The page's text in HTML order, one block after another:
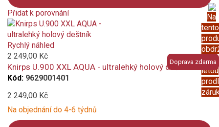
Na
tento
5
letou
Přidat k porovnání
Product
is
added
to
compare
Doprava zdarma
Rychlý náhled
2 249,00 Kč
Knirps U.900 XXL AQUA - ultralehký holový deštník
Kód: 9629001401
2 249,00 Kč
Na objednání do 4-6 týdnů